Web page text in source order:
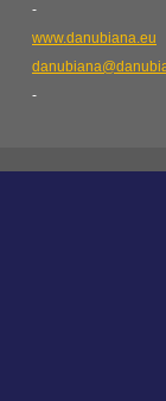
-
www.danubiana.eu
-